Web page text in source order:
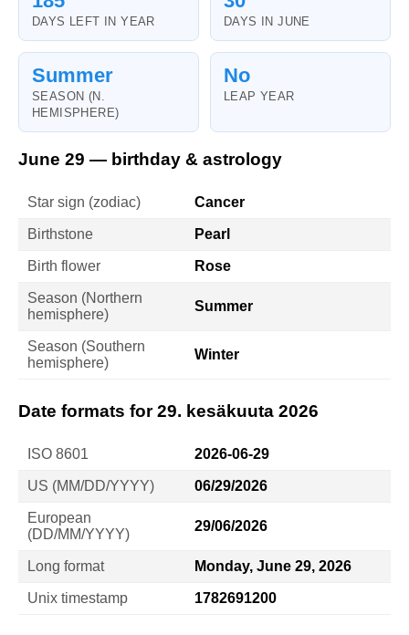
DAYS LEFT IN YEAR DAYS IN JUNE
Summer
SEASON (N.
HEMISPHERE)
No
LEAP YEAR
June 29 — birthday & astrology
Star sign (zodiac) Cancer
Birthstone Pearl
Birth flower Rose
Season (Northern
hemisphere)
Summer
Season (Southern
hemisphere)
Winter
Date formats for 29. kesäkuuta 2026
ISO 8601 2026-06-29
US (MM/DD/YYYY) 06/29/2026
European
(DD/MM/YYYY)
29/06/2026
Long format Monday, June 29, 2026
Unix timestamp 1782691200